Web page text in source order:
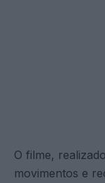
O filme,
movimentos e